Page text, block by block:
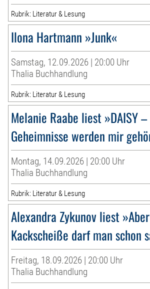
Rubrik: Literatur & Lesung
Ilona Hartmann »Junk«
Samstag, 12.09.2026 | 20:00 Uhr
Thalia Buchhandlung
Rubrik: Literatur & Lesung
Melanie Raabe liest »DAISY
Geheimnisse werden mir
Montag, 14.09.2026 | 20:00 Uhr
Thalia Buchhandlung
Rubrik: Literatur & Lesung
Alexandra Zykunov liest
Kackscheiße darf man schon
Freitag, 18.09.2026 | 20:00 Uhr
Thalia Buchhandlung